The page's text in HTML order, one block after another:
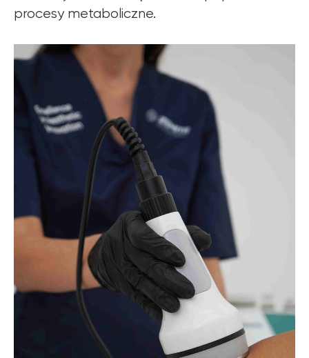
procesy metaboliczne.